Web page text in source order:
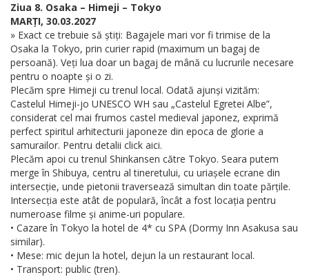
Ziua 8. Osaka – Himeji – Tokyo
MARȚI, 30.03.2027
» Exact ce trebuie să știți: Bagajele mari vor fi trimise de la
Osaka la Tokyo, prin curier rapid (maximum un bagaj de
persoană). Veți lua doar un bagaj de mână cu lucrurile necesare
pentru o noapte și o zi.
Plecăm spre Himeji cu trenul local. Odată ajunși vizităm:
Castelul Himeji-jo UNESCO WH sau „Castelul Egretei Albe”,
considerat cel mai frumos castel medieval japonez, exprimă
perfect spiritul arhitecturii japoneze din epoca de glorie a
samurailor. Pentru detalii click aici.
Plecăm apoi cu trenul Shinkansen către Tokyo. Seara putem
merge în Shibuya, centru al tineretului, cu uriașele ecrane din
intersecție, unde pietonii traversează simultan din toate părțile.
Intersecția este atât de populară, încât a fost locația pentru
numeroase filme și anime-uri populare.
• Cazare în Tokyo la hotel de 4* cu SPA (Dormy Inn Asakusa sau
similar).
• Mese: mic dejun la hotel, dejun la un restaurant local.
• Transport: public (tren).